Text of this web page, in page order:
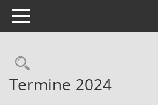
Toggle navigation
Rechercheauswahl
Termine 2024